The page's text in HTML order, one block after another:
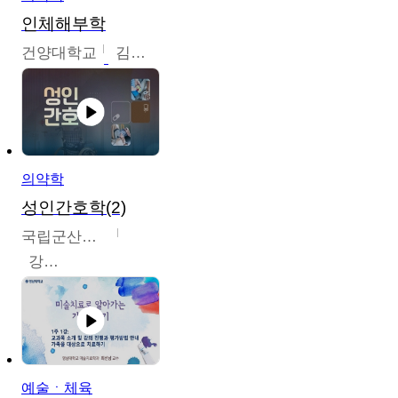
인체해부학
건양대학교 김철태
의약학
성인간호학(2)
국립군산대학교
강경아
예술ㆍ체육